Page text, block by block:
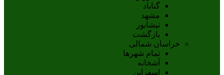
گناباد
مشهد
نيشابور
بازگشت
خراسان شمالی
تمام شهر‌ها
آشخانه
اسفراين